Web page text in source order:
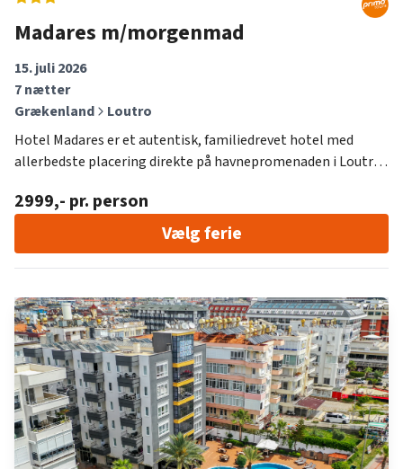
Madares m/morgenmad
15. juli 2026
7nætter
Grækenland
Loutro
Hotel Madares er et autentisk, familiedrevet hotel med
allerbedste placering direkte på havnepromenaden i Loutro.
anden generation på hotellet, og de glæder sig til at tage
imod dig med ægte, græsk gæstfrihed.
Vælg ferie
2999,- pr. person